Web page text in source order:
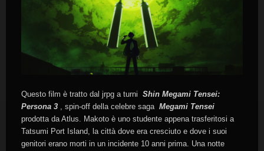
Questo film è tratto dal jrpg a turni Shin Megami Tensei:
Persona 3 , spin-off della celebre saga Megami Tensei
prodotta da Atlus. Makoto è uno studente appena trasferitosi a
Tatsumi Port Island, la città dove era cresciuto e dove i suoi
genitori erano morti in un incidente 10 anni prima. Una notte